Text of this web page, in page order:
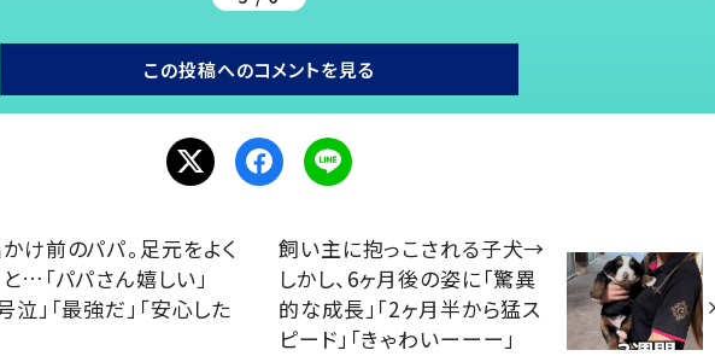
この投稿へのコメントを見る
け前のパパ。足元をよく
…「パパさん嬉しい」
泣」「最強だ」「安心した
飼い主に抱っこされる子犬→
しかし、6ヶ月後の姿に「驚異
的な成長」「2ヶ月半から猛ス
ピード」「きゃわいーーー」